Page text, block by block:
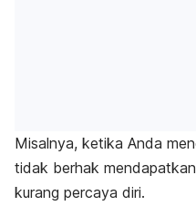
Misalnya, ketika Anda
tidak berhak
kurang percaya diri.